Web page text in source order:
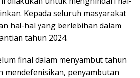
Kepada seluruh masyarakat
hal-hal yang berlebihan dalam
tahun 2024.
final dalam menyambut tahun
mendefenisikan, penyambutan